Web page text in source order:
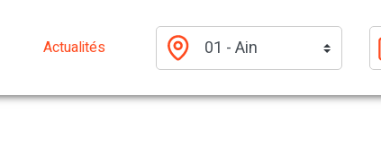
Actualités